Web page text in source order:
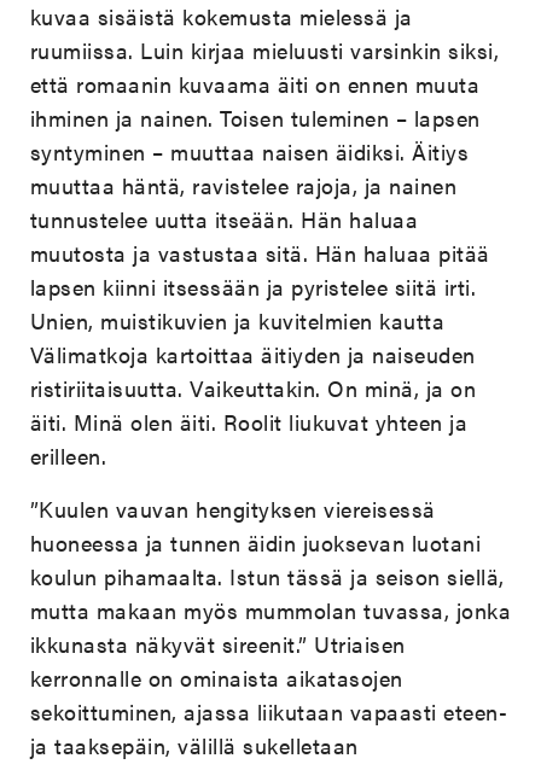
kuvaa sisäistä kokemusta mielessä ja
ruumiissa. Luin kirjaa mieluusti varsinkin siksi,
että romaanin kuvaama äiti on ennen muuta
ihminen ja nainen. Toisen tuleminen – lapsen
syntyminen – muuttaa naisen äidiksi. Äitiys
muuttaa häntä, ravistelee rajoja, ja nainen
tunnustelee uutta itseään. Hän haluaa
muutosta ja vastustaa sitä. Hän haluaa pitää
lapsen kiinni itsessään ja pyristelee siitä irti.
Unien, muistikuvien ja kuvitelmien kautta
Välimatkoja kartoittaa äitiyden ja naiseuden
ristiriitaisuutta. Vaikeuttakin. On minä, ja on
äiti. Minä olen äiti. Roolit liukuvat yhteen ja
erilleen.
”Kuulen vauvan hengityksen viereisessä
huoneessa ja tunnen äidin juoksevan luotani
koulun pihamaalta. Istun tässä ja seison siellä,
mutta makaan myös mummolan tuvassa, jonka
ikkunasta näkyvät sireenit.” Utriaisen
kerronnalle on ominaista aikatasojen
sekoittuminen, ajassa liikutaan vapaasti eteen-
ja taaksepäin, välillä sukelletaan